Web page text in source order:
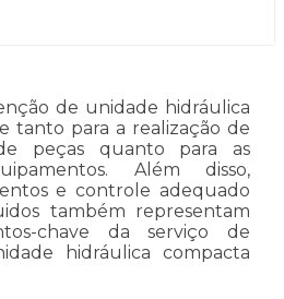
de unidade hidráulica
tanto para a realização de
peças quanto para as
Além disso,
e controle adequado
também representam
chave da serviço de
hidráulica compacta